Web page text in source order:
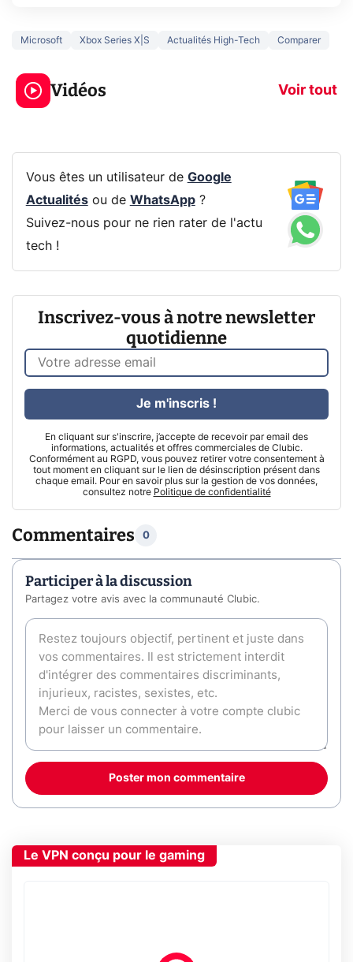
Microsoft Xbox Series X|S Actualités High-Tech Comparer
Vidéos Voir tout
3 écrans en 1 pour
319€ ? Voici L'AOC
CQ32G4ZA !
5 générations
prochaine
Vous êtes un utilisateur de Google
Actualitésou de WhatsApp?
Suivez-nous pour ne rien rater de l'actu
tech !
Inscrivez-vous à notre newsletter
quotidienne
En cliquant sur s'inscrire, j’accepte de recevoir par email des
informations, actualités et offres commerciales de Clubic.
Conformément au RGPD, vous pouvez retirer votre consentement à
tout moment en cliquant sur le lien de désinscription présent dans
chaque email. Pour en savoir plus sur la gestion de vos données,
consultez notre Politique de confidentialité
Je m'inscris !
Commentaires 0
Participer à la discussion
Partagez votre avis avec la communauté Clubic.
Poster mon commentaire
Le VPN conçu pour le gaming